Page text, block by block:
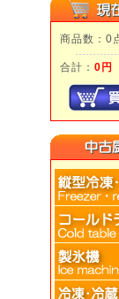
商品数：0
合計： 0円